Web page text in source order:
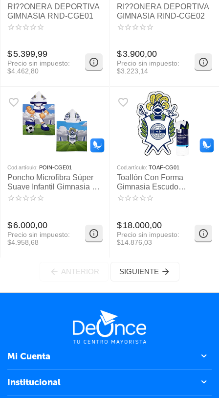
RI??ONERA DEPORTIVA
GIMNASIA RND-CGE01
$5.399,99
Precio sin impuesto:
$4.462,80
RI??ONERA DEPORTIVA
GIMNASIA RIND-CGE02
$3.900,00
Precio sin impuesto:
$3.223,14
Cod.artículo: POIN-CGE01
Poncho Microfibra Súper
Suave Infantil Gimnasia C/
Mochila
$6.000,00
Precio sin impuesto:
$4.958,68
Cod.artículo: TOAF-CG01
Toallón Con Forma
Gimnasia Escudo
140X175Cm
$18.000,00
Precio sin impuesto:
$14.876,03
ANTERIOR SIGUIENTE
Mi Cuenta
Institucional